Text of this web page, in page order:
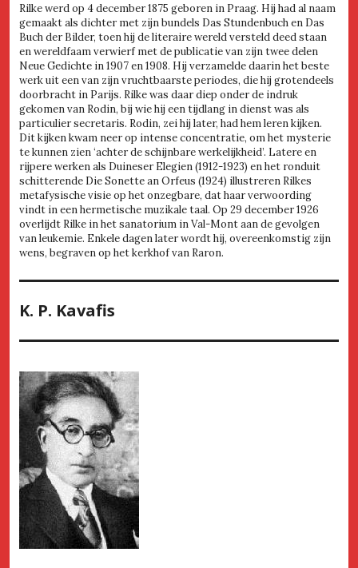
Rilke werd op 4 december 1875 geboren in Praag. Hij had al naam
gemaakt als dichter met zijn bundels Das Stundenbuch en Das
Buch der Bilder, toen hij de literaire wereld versteld deed staan
en wereldfaam verwierf met de publicatie van zijn twee delen
Neue Gedichte in 1907 en 1908. Hij verzamelde daarin het beste
werk uit een van zijn vruchtbaarste periodes, die hij grotendeels
doorbracht in Parijs. Rilke was daar diep onder de indruk
gekomen van Rodin, bij wie hij een tijdlang in dienst was als
particulier secretaris. Rodin, zei hij later, had hem leren kijken.
Dit kijken kwam neer op intense concentratie, om het mysterie
te kunnen zien ‘achter de schijnbare werkelijkheid’. Latere en
rijpere werken als Duineser Elegien (1912-1923) en het ronduit
schitterende Die Sonette an Orfeus (1924) illustreren Rilkes
metafysische visie op het onzegbare, dat haar verwoording
vindt in een hermetische muzikale taal. Op 29 december 1926
overlijdt Rilke in het sanatorium in Val-Mont aan de gevolgen
van leukemie. Enkele dagen later wordt hij, overeenkomstig zijn
wens, begraven op het kerkhof van Raron.
K. P. Kavafis